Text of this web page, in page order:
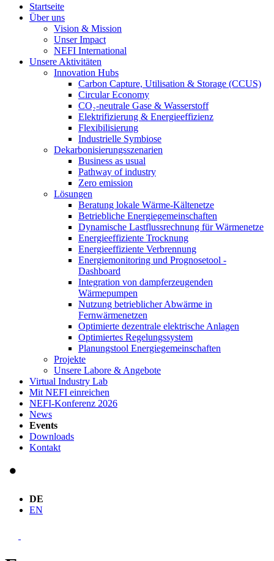
Startseite
Über uns
Vision & Mission
Unser Impact
NEFI International
Unsere Aktivitäten
Innovation Hubs
Carbon Capture, Utilisation & Storage (CCUS)
Circular Economy
CO₂-neutrale Gase & Wasserstoff
Elektrifizierung & Energieeffizienz
Flexibilisierung
Industrielle Symbiose
Dekarbonisierungs­szenarien
Business as usual
Pathway of industry
Zero emission
Lösungen
Beratung lokale Wärme-Kältenetze
Betriebliche Energiegemeinschaften
Dynamische Lastflussrechnung für Wärmenetze
Energieeffiziente Trocknung
Energieeffiziente Verbrennung
Energiemonitoring und Prognosetool -
Dashboard
Integration von dampferzeugenden
Wärmepumpen
Nutzung betrieblicher Abwärme in
Fernwärmenetzen
Optimierte dezentrale elektrische Anlagen
Optimiertes Regelungssystem
Planungstool Energiegemeinschaften
Projekte
Unsere Labore & Angebote
Virtual Industry Lab
Mit NEFI einreichen
NEFI-Konferenz 2026
News
Events
Downloads
Kontakt
DE
EN